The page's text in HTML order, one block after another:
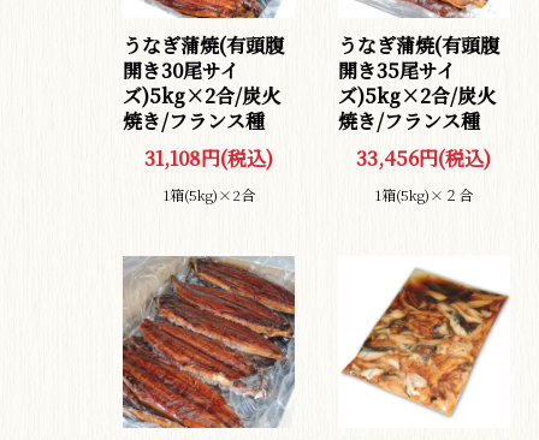
漬物・酢漬
惣菜・素材
除菌・食中毒予防対策
特定商取引法に基づく表記
うなぎ蒲焼(有頭腹
開き30尾サイ
ズ)5kg×2合/炭火
焼き/フランス種
31,108円(税込)
1箱(5kg)×2合
うなぎ蒲焼(有頭腹
開き35尾サイ
ズ)5kg×2合/炭火
焼き/フランス種
33,456円(税込)
1箱(5kg)×２合